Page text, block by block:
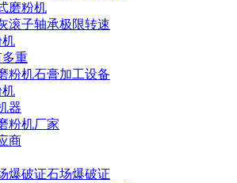
磨粉机
滚子轴承极限转速
机
多重
粉机石膏加工设备
机
器
粉机厂家
商
爆破证石场爆破证